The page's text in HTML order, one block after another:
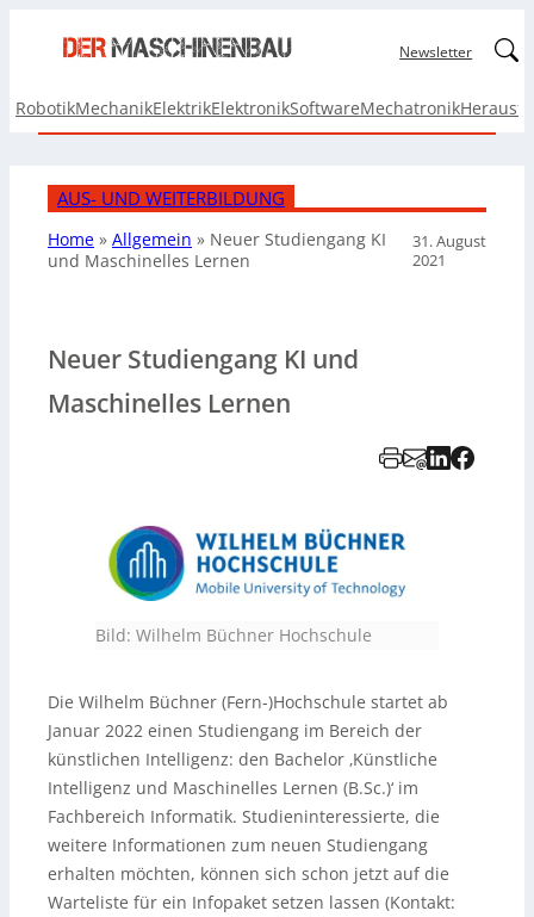
Newsletter
RobotikMechanikElektrikElektronikSoftwareMechatronik
AUS- UND WEITERBILDUNG
Home » Allgemein » Neuer Studiengang KI
und Maschinelles Lernen
31. August
2021
Neuer Studiengang KI und
Maschinelles Lernen
Bild: Wilhelm Büchner Hochschule
Die Wilhelm Büchner (Fern-)Hochschule startet ab
Januar 2022 einen Studiengang im Bereich der
künstlichen Intelligenz: den Bachelor ‚Künstliche
Intelligenz und Maschinelles Lernen (B.Sc.)‘ im
Fachbereich Informatik. Studieninteressierte, die
weitere Informationen zum neuen Studiengang
erhalten möchten, können sich schon jetzt auf die
Warteliste für ein Infopaket setzen lassen (Kontakt: